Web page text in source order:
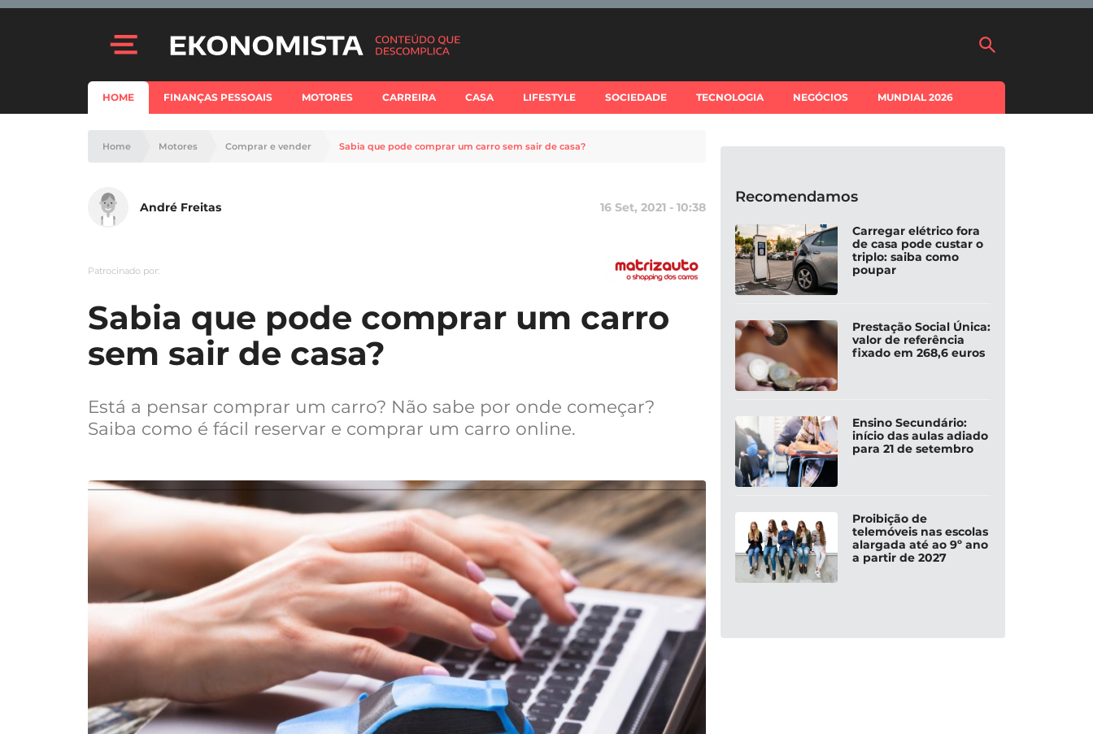
HOME FINANÇAS PESSOAIS MOTORES CARREIRA CASA LIFESTYLE SOCIEDADE TECNOLOGIA NEGÓCIOS MUNDIAL 2026
Home Motores Comprar e vender Sabia que pode comprar um carro sem sair de casa?
André Freitas 16 Set, 2021 - 10:38
Sabia que pode comprar um carro
sem sair de casa?
Patrocinado por:
Está a pensar comprar um carro? Não sabe por onde começar?
Saiba como é fácil reservar e comprar um carro online.
Recomendamos
Carregar elétrico fora
de casa pode custar o
triplo: saiba como
poupar
Prestação Social Única:
valor de referência
fixado em 268,6 euros
Ensino Secundário:
início das aulas adiado
para 21 de setembro
Proibição de
telemóveis nas escolas
alargada até ao 9º ano
a partir de 2027